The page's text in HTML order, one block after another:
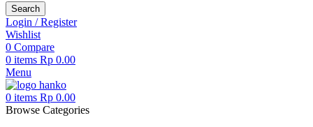
Search
Login / Register
Wishlist
0 Compare
0 items Rp 0.00
Menu
0 items Rp 0.00
Browse Categories